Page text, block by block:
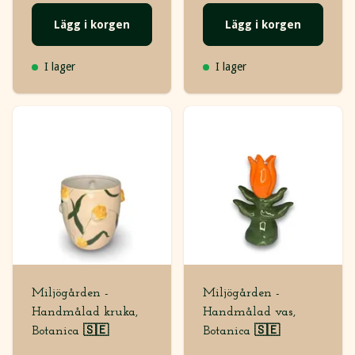
Lägg i korgen
I lager
Lägg i korgen
I lager
Miljögården -
Handmålad kruka,
Botanica 🇸🇪
Miljögården -
Handmålad vas,
Botanica 🇸🇪